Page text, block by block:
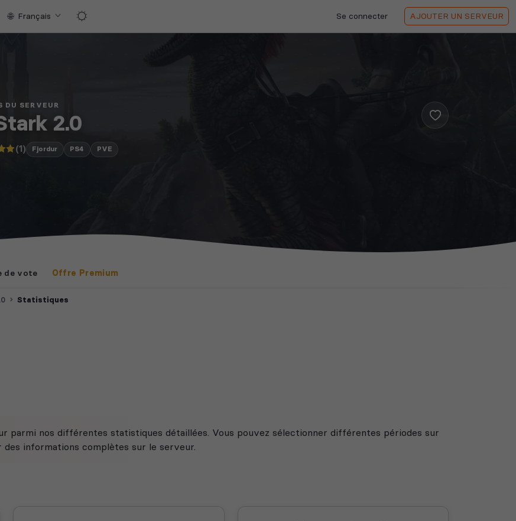
Français Se connecter AJOUTER UN SERVEUR
DU SERVEUR
2.0
(1) Fjordur PS4 PVE
de vote Offre Premium
Statistiques
parmi nos différentes statistiques détaillées. Vous pouvez sélectionner différentes périodes sur
informations complètes sur le serveur.